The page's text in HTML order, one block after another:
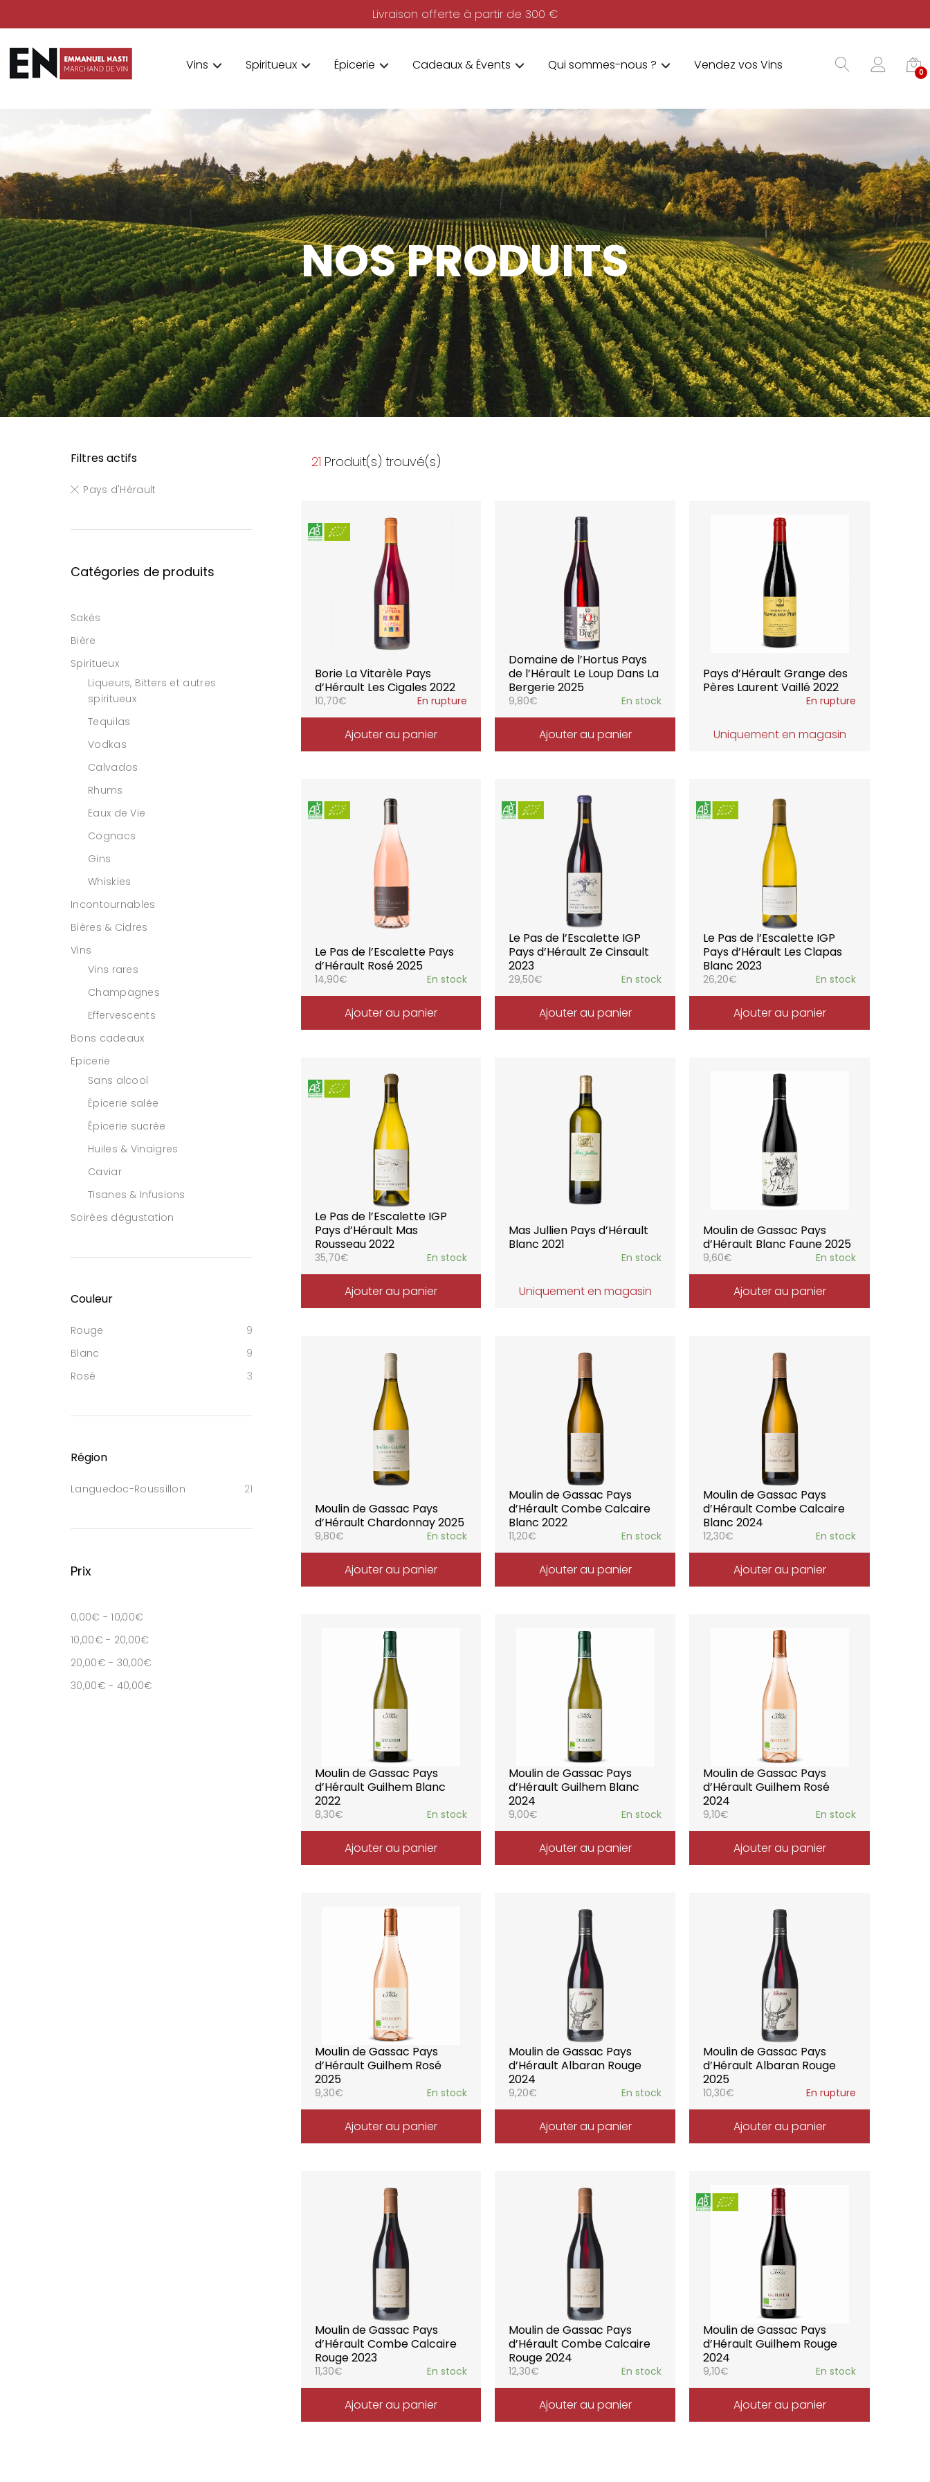
Livraison offerte à partir de 300 €
Vins Spiritueux Épicerie Cadeaux & Évents Qui sommes-nous ? Vendez vos Vins 0
NOS PRODUITS
21 Produit(s) trouvé(s)
Borie La Vitarèle Pays
d’Hérault Les Cigales 2022
10,70€ En rupture
Ajouter au panier
Domaine de l’Hortus Pays
de l’Hérault Le Loup Dans La
Bergerie 2025
9,80€ En stock
Ajouter au panier
Pays d’Hérault Grange des
Pères Laurent Vaillé 2022
En rupture
Uniquement en magasin
Le Pas de l’Escalette Pays
d’Hérault Rosé 2025
14,90€ En stock
Ajouter au panier
Le Pas de l’Escalette IGP
Pays d’Hérault Ze Cinsault
2023
29,50€ En stock
Ajouter au panier
Le Pas de l’Escalette IGP
Pays d’Hérault Les Clapas
Blanc 2023
26,20€ En stock
Ajouter au panier
Le Pas de l’Escalette IGP
Pays d’Hérault Mas
Rousseau 2022
35,70€ En stock
Ajouter au panier
Mas Jullien Pays d’Hérault
Blanc 2021
En stock
Uniquement en magasin
Moulin de Gassac Pays
d’Hérault Blanc Faune 2025
9,60€ En stock
Ajouter au panier
Moulin de Gassac Pays
d’Hérault Chardonnay 2025
9,80€ En stock
Ajouter au panier
Moulin de Gassac Pays
d’Hérault Combe Calcaire
Blanc 2022
11,20€ En stock
Ajouter au panier
Moulin de Gassac Pays
d’Hérault Combe Calcaire
Blanc 2024
12,30€ En stock
Ajouter au panier
Moulin de Gassac Pays
d’Hérault Guilhem Blanc
2022
8,30€ En stock
Ajouter au panier
Moulin de Gassac Pays
d’Hérault Guilhem Blanc
2024
9,00€ En stock
Ajouter au panier
Moulin de Gassac Pays
d’Hérault Guilhem Rosé
2024
9,10€ En stock
Ajouter au panier
Moulin de Gassac Pays
d’Hérault Guilhem Rosé
2025
9,30€ En stock
Ajouter au panier
Moulin de Gassac Pays
d’Hérault Albaran Rouge
2024
9,20€ En stock
Ajouter au panier
Moulin de Gassac Pays
d’Hérault Albaran Rouge
2025
10,30€ En rupture
Ajouter au panier
Moulin de Gassac Pays
d’Hérault Combe Calcaire
Rouge 2023
11,30€ En stock
Ajouter au panier
Moulin de Gassac Pays
d’Hérault Combe Calcaire
Rouge 2024
12,30€ En stock
Ajouter au panier
Moulin de Gassac Pays
d’Hérault Guilhem Rouge
2024
9,10€ En stock
Ajouter au panier
Filtres actifs
Pays d'Hérault
Catégories de produits
Sakés
Bière
Spiritueux
Liqueurs, Bitters et autres
spiritueux
Tequilas
Vodkas
Calvados
Rhums
Eaux de Vie
Cognacs
Gins
Whiskies
Incontournables
Bières & Cidres
Vins
Vins rares
Champagnes
Effervescents
Bons cadeaux
Epicerie
Sans alcool
Épicerie salée
Épicerie sucrée
Huiles & Vinaigres
Caviar
Tisanes & Infusions
Soirées dégustation
Couleur
Rouge
9
Blanc
9
Rosé
3
Région
Languedoc-Roussillon 21
Prix
0,00€ -10,00€
10,00€ - 20,00€
20,00€ - 30,00€
30,00€ - 40,00€